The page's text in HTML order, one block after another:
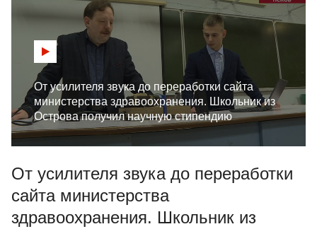
От усилителя звука до переработки сайта
министерства здравоохранения. Школьник из
Острова получил научную стипендию
От усилителя звука до переработки
сайта министерства
здравоохранения. Школьник из